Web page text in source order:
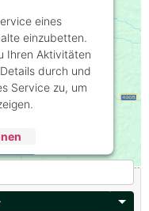
eines
einzubetten.
Ihren Aktivitäten
durch und
Service zu, um
Consent